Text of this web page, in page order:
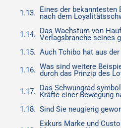
Eines der bekanntesten
nach dem
Das Wachstum von
Verlagsbranche seines
Auch Tchibo hat aus
Was sind weitere
durch das Prinzip des
Das Schwungrad
Kräfte einer Bewegung
Sind Sie neugierig
Exkurs Marke und